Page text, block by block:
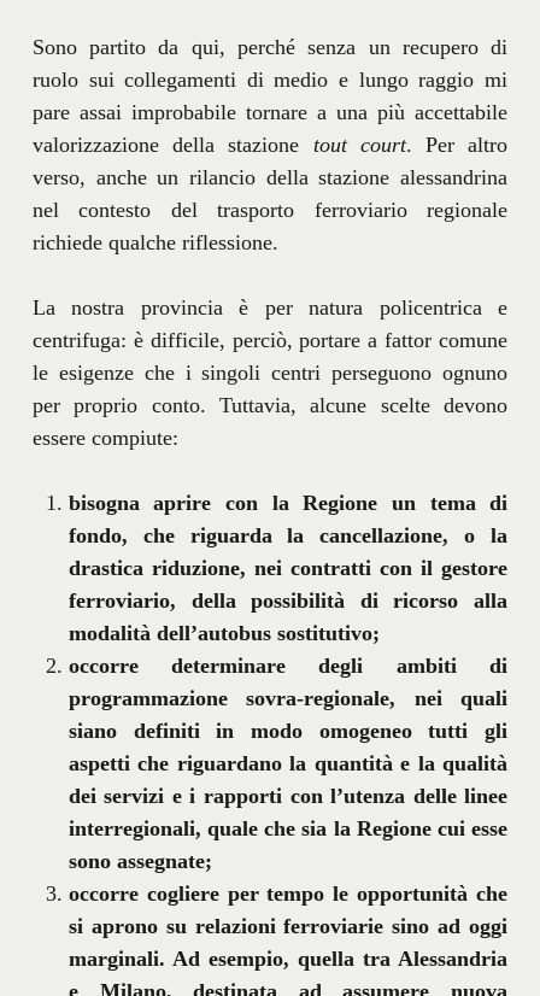
Sono partito da qui, perché senza un recupero di
ruolo sui collegamenti di medio e lungo raggio mi
pare assai improbabile tornare a una più accettabile
valorizzazione della stazione tout court. Per altro
verso, anche un rilancio della stazione alessandrina
nel contesto del trasporto ferroviario regionale
richiede qualche riflessione.
La nostra provincia è per natura policentrica e
centrifuga: è difficile, perciò, portare a fattor comune
le esigenze che i singoli centri perseguono ognuno
per proprio conto. Tuttavia, alcune scelte devono
essere compiute:
bisogna aprire con la Regione un tema di
fondo, che riguarda la cancellazione, o la
drastica riduzione, nei contratti con il gestore
ferroviario, della possibilità di ricorso alla
modalità dell’autobus sostitutivo;
occorre determinare degli ambiti di
programmazione sovra-regionale, nei quali
siano definiti in modo omogeneo tutti gli
aspetti che riguardano la quantità e la qualità
dei servizi e i rapporti con l’utenza delle linee
interregionali, quale che sia la Regione cui esse
sono assegnate;
occorre cogliere per tempo le opportunità che
si aprono su relazioni ferroviarie sino ad oggi
marginali. Ad esempio, quella tra Alessandria